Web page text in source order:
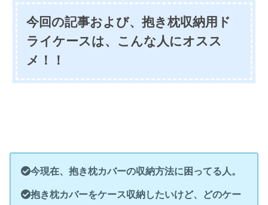
今回の記事および、抱き枕収納用ド
ライケースは、こんな人にオスス
メ！！
今現在、抱き枕カバーの収納方法に困ってる人。
抱き枕カバーをケース収納したいけど、どのケー